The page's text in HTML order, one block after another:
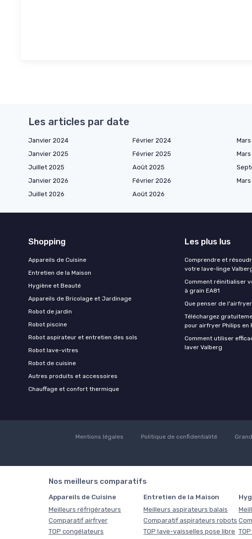
Les articles par date
Janvier 2024 Février 2024
Janvier 2025
Février 2025
Juillet 2025
Août 2025
Janvier 2026
Février 2026
Juillet 2026
Août 2026
Shopping
Appareils de Cuisine
Entretien de la Maison
Hygiène et Beauté
Appareils de Bricolage et Jardinage
Robot de jardin
Robot piscine
Robot aspirateur et entretien des sols
Robot lave-vitres
Robot de cuisine
Autres produits et accessoires
Chauffage et confort thermique
Les plus lus
Comprendre et
votre lave-linge
Comment réinitialiser
à grain EA81
Que penser de
Téléchargez
pour airfryer Philips en
Comment utiliser
laver Valberg
Mentions légales Politique de confidentialité
Nos meilleurs comparatifs
Appareils de Cuisine
Meilleurs réfrigérateurs
Comparatif airfryer
TOP congélateurs
Entretien de la Maison
Meilleurs aspirateurs balais
Comparatif aspirateurs robots
TOP lave-vaisselles pose libre